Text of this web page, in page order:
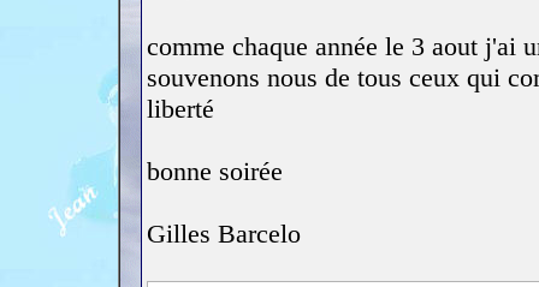
comme chaque année le 3 aout j'ai
souvenons nous de tous ceux qui
liberté
bonne soirée
Gilles Barcelo